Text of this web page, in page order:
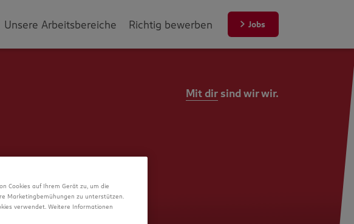
Unsere Arbeitsbereiche Richtig bewerben Jobs
Mit dirsind wir wir.
Cookies auf Ihrem Gerät zu, um die
Marketingbemühungen zu unterstützen.
verwendet. Weitere Informationen